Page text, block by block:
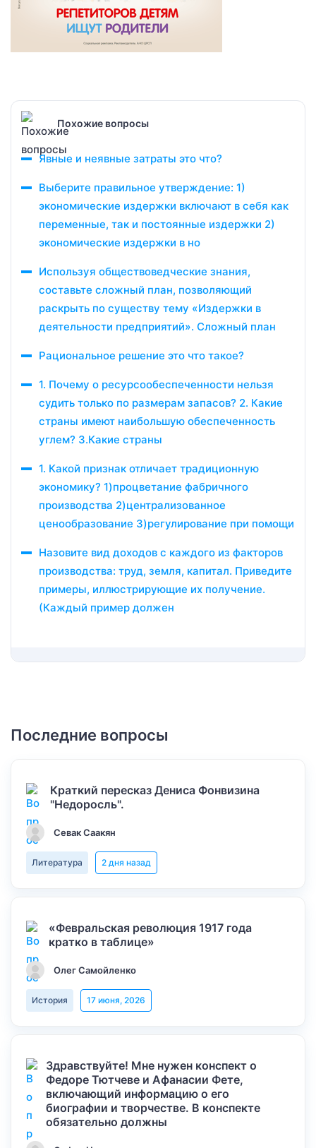
Похожие вопросы
Явные и неявные затраты это что?
Выберите правильное утверждение: 1)
экономические издержки включают в себя как
переменные, так и постоянные издержки 2)
экономические издержки в но
Используя обществоведческие знания,
составьте сложный план, позволяющий
раскрыть по существу тему «Издержки в
деятельности предприятий». Сложный план
Рациональное решение это что такое?
1. Почему о ресурсообеспеченности нельзя
судить только по размерам запасов? 2. Какие
страны имеют наибольшую обеспеченность
углем? 3.Какие страны
1. Какой признак отличает традиционную
экономику? 1)процветание фабричного
производства 2)централизованное
ценообразование 3)регулирование при помощи
Назовите вид доходов с каждого из факторов
производства: труд, земля, капитал. Приведите
примеры, иллюстрирующие их получение.
(Каждый пример должен
Последние вопросы
Краткий пересказ Дениса Фонвизина
"Недоросль".
Севак Саакян
Литература 2 дня назад
«Февральская революция 1917 года
кратко в таблице»
Олег Самойленко
История 17 июня, 2026
Здравствуйте! Мне нужен конспект о
Федоре Тютчеве и Афанасии Фете,
включающий информацию о его
биографии и творчестве. В конспекте
обязательно должны